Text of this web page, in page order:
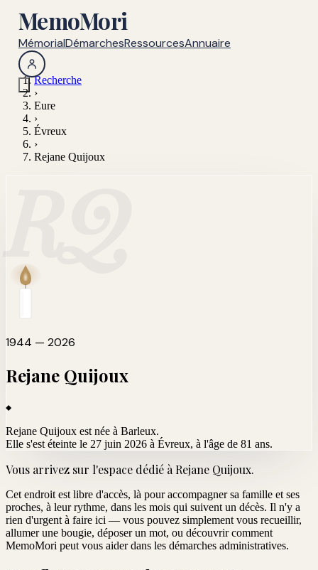
MemoMori
MémorialDémarchesRessourcesAnnuaire
Recherche
›
Eure
›
Évreux
›
Rejane Quijoux
1944 — 2026
Rejane Quijoux
Rejane Quijoux est née à Barleux.
Elle s'est éteinte le 27 juin 2026 à Évreux, à l'âge de 81 ans.
Vous arrivez sur l'espace dédié à Rejane Quijoux.
Cet endroit est libre d'accès, là pour accompagner sa famille et ses
proches, à leur rythme, dans les mois qui suivent un décès. Il n'y a
rien d'urgent à faire ici — vous pouvez simplement vous recueillir,
allumer une bougie, déposer un mot, ou découvrir comment
MemoMori peut vous aider dans les démarches administratives.